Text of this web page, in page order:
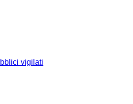
vigilati